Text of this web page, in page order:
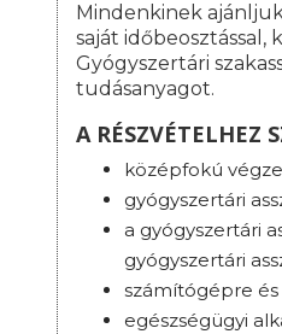
Mindenkinek
saját
Gyógyszertári
tudásanyagot.
A RÉSZVÉTELHEZ
középfokú
gyógyszertári
a gyógyszertári
gyógyszertári
számítógépre
egészségügyi